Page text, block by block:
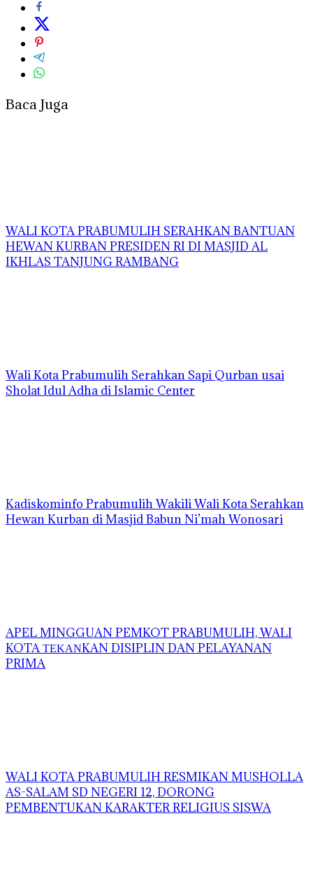
Baca Juga
WALI KOTA PRABUMULIH SERAHKAN BANTUAN
HEWAN KURBAN PRESIDEN RI DI MASJID AL
IKHLAS TANJUNG RAMBANG
Wali Kota Prabumulih Serahkan Sapi Qurban usai
Sholat Idul Adha di Islamic Center
Kadiskominfo Prabumulih Wakili Wali Kota Serahkan
Hewan Kurban di Masjid Babun Ni’mah Wonosari
APEL MINGGUAN PEMKOT PRABUMULIH, WALI
KOTA ΤΕΚΑΝKAN DISIPLIN DAN PELAYANAN
PRIMA
WALI KOTA PRABUMULIH RESMIKAN MUSHOLLA
AS-SALAM SD NEGERI 12, DORONG
PEMBENTUKAN KARAKTER RELIGIUS SISWA